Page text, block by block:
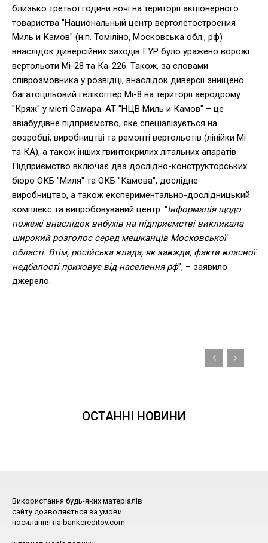
близько третьої години ночі на території акціонерного
товариства "Национальный центр вертолетостроения
Миль и Камов" (н.п. Томіліно, Московська обл., рф)
внаслідок диверсійних заходів ГУР було уражено ворожі
вертольоти Мі-28 та Ка-226. Також, за словами
співрозмовника у розвідці, внаслідок диверсії знищено
багатоцільовий гелікоптер Мі-8 на території аеродрому
"Кряж" у місті Самара. АТ "НЦВ Миль и Камов" – це
авіабудівне підприємство, яке спеціалізується на
розробці, виробництві та ремонті вертольотів (лінійки Мі
та КА), а також інших гвинтокрилих літальних апаратів.
Підприємство включає два дослідно-конструкторських
бюро ОКБ "Миля" та ОКБ "Камова", дослідне
виробництво, а також експериментально-дослідницький
комплекс та випробовуваний центр. "Інформація щодо
пожежі внаслідок вибухів на підприємстві викликала
широкий розголос серед мешканців Московської
області. Втім, російська влада, як завжди, факти власної
недбалості приховує від населення рф", – заявило
джерело.
ОСТАННІ НОВИНИ
Використання будь-яких матеріалів
сайту дозволяється за умови
посилання на bankcreditov.com